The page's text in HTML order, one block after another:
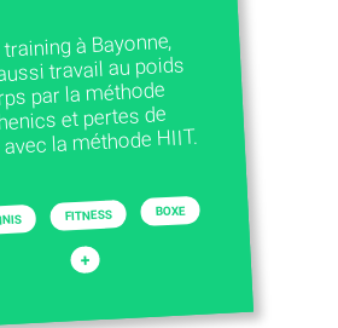
à Bayonne,
travail au poids
par la méthode
et pertes de
la méthode HIIT.
FITNESS BOXE
+